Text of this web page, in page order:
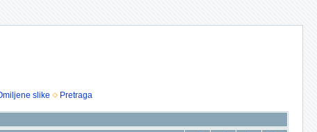
slike Pretraga